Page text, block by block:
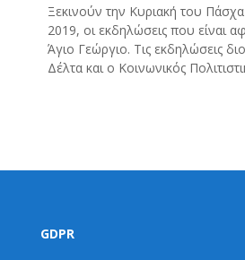
Ξεκινούν την Κυριακή του
2019, οι εκδηλώσεις που είναι
Άγιο Γεώργιο. Τις εκδηλώσεις
Δέλτα και ο Κοινωνικός
GDPR